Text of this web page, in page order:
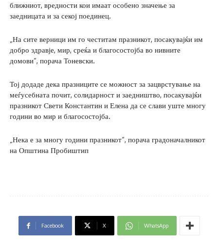
ближниот, вредности кои имаат особено значење за
заедницата и за секој поединец.
„На сите верници им го честитам празникот, посакувајќи им
добро здравје, мир, среќа и благосостојба во нивните
домови“, порача Тоневски.
Тој додаде дека празниците се можност за зацврстување на
меѓусебната почит, солидарност и заедништво, посакувајќи
празникот Свети Константин и Елена да се слави уште многу
години во мир и благосостојба.
„Нека е за многу години празникот“, порача градоначалникот
на Општина Пробиштип
Facebook X WhatsApp